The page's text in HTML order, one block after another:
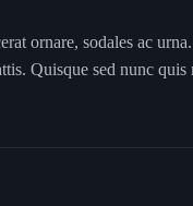
ornare, sodales ac
Quisque sed nunc